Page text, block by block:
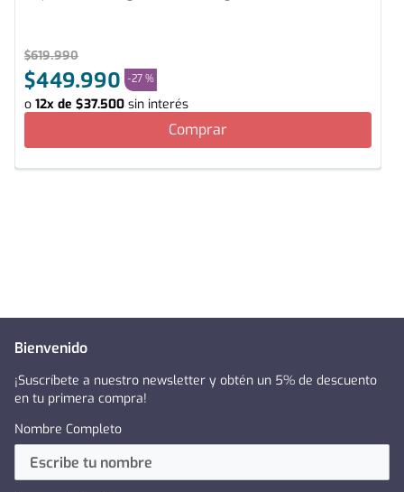
$619.990
$449.990 -27 %
o 12x de $37.500 sin interés
Comprar
Bienvenido
¡Suscríbete a nuestro newsletter y obtén un 5% de descuento
en tu primera compra!
Nombre Completo